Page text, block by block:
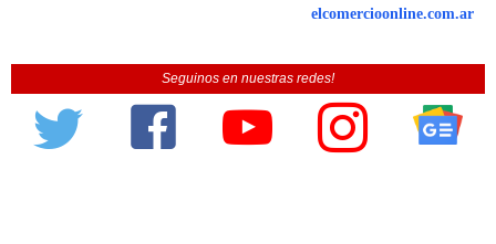
elcomercioonline.com.ar
Seguinos en nuestras redes!